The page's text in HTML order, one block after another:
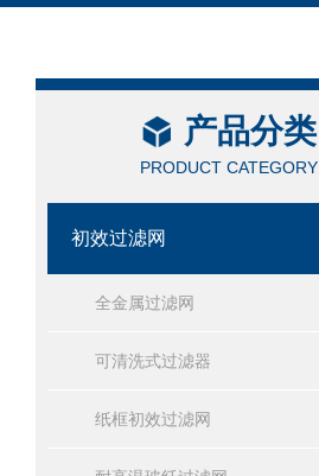
产品分类
PRODUCT CATEGORY
初效过滤网
全金属过滤网
可清洗式过滤器
纸框初效过滤网